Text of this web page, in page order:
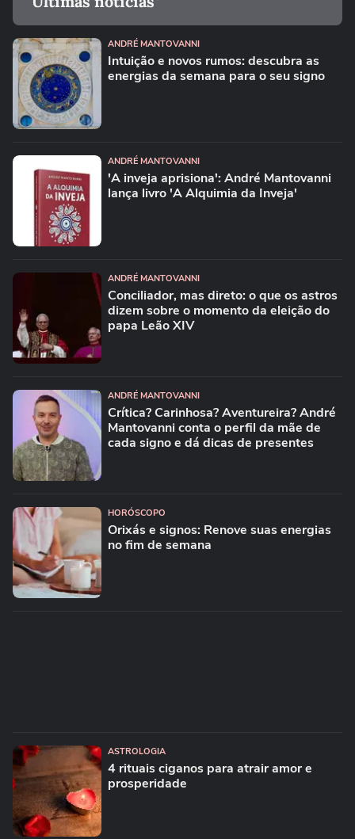
ANDRÉ MANTOVANNI
Intuição e novos rumos: descubra as
energias da semana para o seu signo
ANDRÉ MANTOVANNI
'A inveja aprisiona': André Mantovanni
lança livro 'A Alquimia da Inveja'
ANDRÉ MANTOVANNI
Conciliador, mas direto: o que os astros
dizem sobre o momento da eleição do
papa Leão XIV
ANDRÉ MANTOVANNI
Crítica? Carinhosa? Aventureira? André
Mantovanni conta o perfil da mãe de
cada signo e dá dicas de presentes
HORÓSCOPO
Orixás e signos: Renove suas energias
no fim de semana
ASTROLOGIA
4 rituais ciganos para atrair amor e
prosperidade